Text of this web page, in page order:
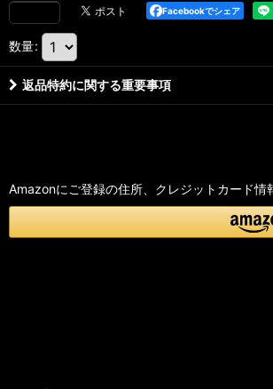
Facebookでシェア
数量:
返品特約に関する重要事項
Amazonにご登録の住所、クレジットカード情